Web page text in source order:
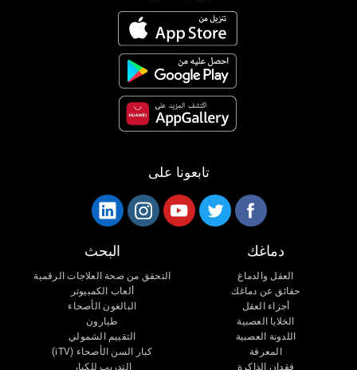
تابعونا على
دماغك
العقل والدماغ
حقائق عن دماغك
أجزاء العقل
الخلايا العصبية
اللدونة العصبية
المعرفة
فقدان الذاكرة
البحث
التحقق من صحة العلاجات الرقمية
ألعاب الكمبيوتر
البالغون الأصحاء
طيارون
التقييم الشمولي
كبار السن الأصحاء (iTV)
التدريب للكبار